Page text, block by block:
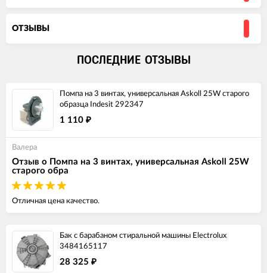
ОТЗЫВЫ
ПОСЛЕДНИЕ ОТЗЫВЫ
Помпа на 3 винтах, универсальная Askoll 25W старого
образца Indesit 292347
1 110 ₽
Валера
Отзыв о Помпа на 3 винтах, универсальная Askoll 25W
старого обра
Отличная цена качество.
Бак с барабаном стиральной машины Electrolux
3484165117
28 325 ₽